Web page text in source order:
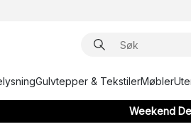
Gulvtepper & TekstilerMøbler
Weekend